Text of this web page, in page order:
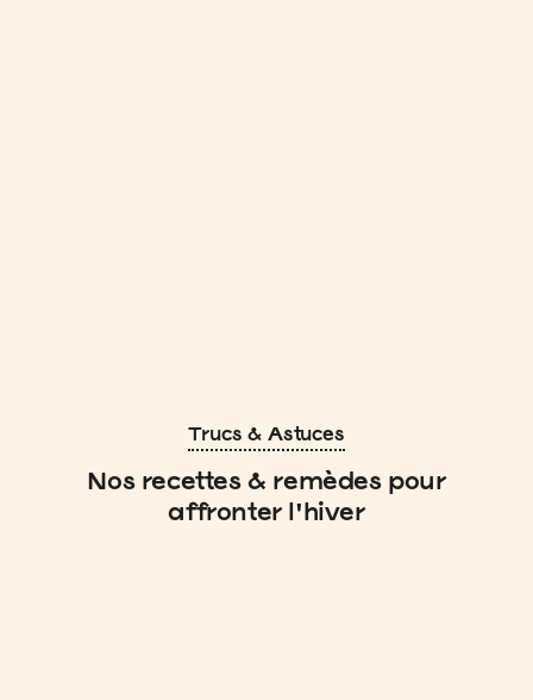
Trucs & Astuces
Nos recettes & remèdes pour
affronter l'hiver